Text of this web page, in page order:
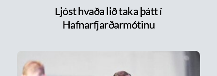
Ljóst hvaða lið taka þátt í
Hafnarfjarðarmótinu